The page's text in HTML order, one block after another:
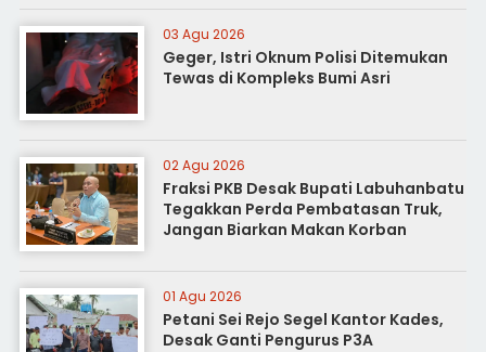
03 Agu 2026
Geger, Istri Oknum Polisi Ditemukan
Tewas di Kompleks Bumi Asri
02 Agu 2026
Fraksi PKB Desak Bupati Labuhanbatu
Tegakkan Perda Pembatasan Truk,
Jangan Biarkan Makan Korban
01 Agu 2026
Petani Sei Rejo Segel Kantor Kades,
Desak Ganti Pengurus P3A